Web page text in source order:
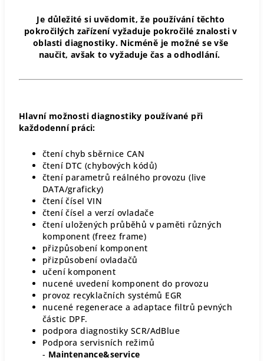
Je důležité si uvědomit, že používání těchto
pokročilých zařízení vyžaduje pokročilé znalosti v
oblasti diagnostiky. Nicméně je možné se vše
naučit, avšak to vyžaduje čas a odhodlání.
Hlavní možnosti diagnostiky používané při
každodenní práci:
čtení chyb sběrnice CAN
čtení DTC (chybových kódů)
čtení parametrů reálného provozu (live
DATA/graficky)
čtení čísel VIN
čtení čísel a verzí ovladače
čtení uložených průběhů v paměti různých
komponent (freez frame)
přizpůsobení komponent
přizpůsobení ovladačů
učení komponent
nucené uvedení komponent do provozu
provoz recyklačních systémů EGR
nucené regenerace a adaptace filtrů pevných
částic DPF.
podpora diagnostiky SCR/AdBlue
Podpora servisních režimů
- Maintenance&service